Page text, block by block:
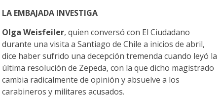
LA EMBAJADA INVESTIGA
Olga Weisfeiler, quien conversó con El Ciudadano
durante una visita a Santiago de Chile a inicios de abril,
dice haber sufrido una decepción tremenda cuando leyó la
última resolución de Zepeda, con la que dicho magistrado
cambia radicalmente de opinión y absuelve a los
carabineros y militares acusados.